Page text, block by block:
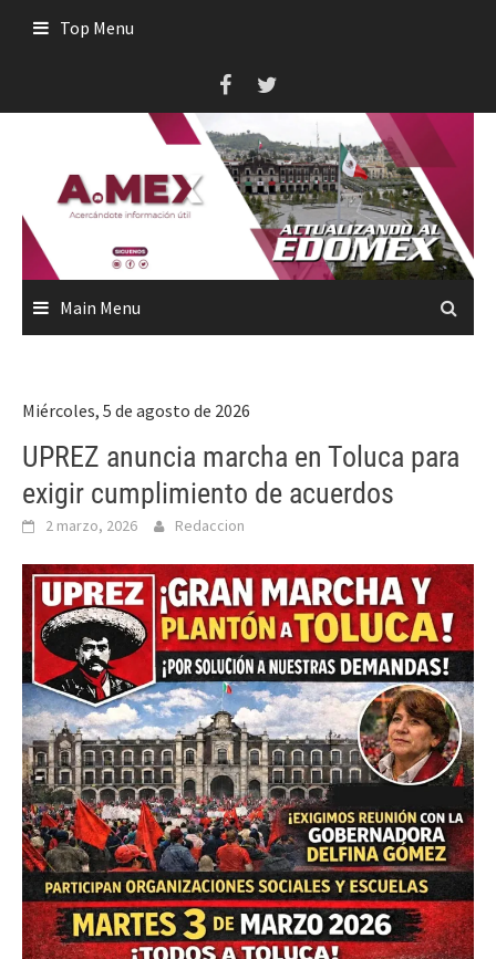
Top Menu
Main Menu
Miércoles, 5 de agosto de 2026
UPREZ anuncia marcha en Toluca para
exigir cumplimiento de acuerdos
2 marzo, 2026 Redaccion